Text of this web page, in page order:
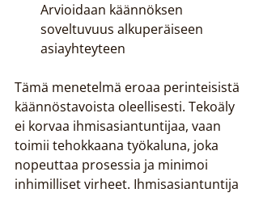
Arvioidaan käännöksen
soveltuvuus alkuperäiseen
asiayhteyteen
Tämä menetelmä eroaa perinteisistä
käännöstavoista oleellisesti. Tekoäly
ei korvaa ihmisasiantuntijaa, vaan
toimii tehokkaana työkaluna, joka
nopeuttaa prosessia ja minimoi
inhimilliset virheet. Ihmisasiantuntija